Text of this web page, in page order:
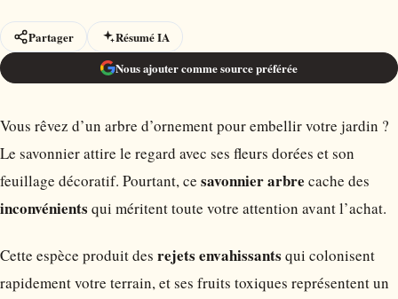
Partager
Résumé IA
Nous ajouter comme source préférée
Vous rêvez d’un arbre d’ornement pour embellir votre jardin ?
Le savonnier attire le regard avec ses fleurs dorées et son
feuillage décoratif. Pourtant, ce savonnier arbre cache des
inconvénients qui méritent toute votre attention avant l’achat.
Cette espèce produit des rejets envahissants qui colonisent
rapidement votre terrain, et ses fruits toxiques représentent un